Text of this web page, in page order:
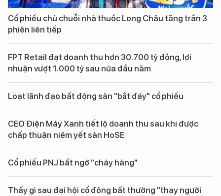
Cổ phiếu chủ chuỗi nhà thuốc Long Châu tăng trần 3
phiên liên tiếp
FPT Retail đạt doanh thu hơn 30.700 tỷ đồng, lợi
nhuận vượt 1.000 tỷ sau nửa đầu năm
Loạt lãnh đạo bất động sản "bắt đáy" cổ phiếu
CEO Điện Máy Xanh tiết lộ doanh thu sau khi được
chấp thuận niêm yết sàn HoSE
Cổ phiếu PNJ bất ngờ "cháy hàng"
Thấy gì sau đại hội cổ đông bất thường "thay người